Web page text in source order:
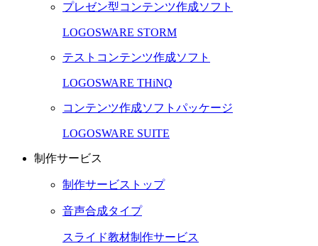
プレゼン型コンテンツ作成ソフト
LOGOSWARE STORM
テストコンテンツ作成ソフト
LOGOSWARE THiNQ
コンテンツ作成ソフトパッケージ
LOGOSWARE SUITE
制作サービス
制作サービストップ
音声合成タイプ
スライド教材制作サービス